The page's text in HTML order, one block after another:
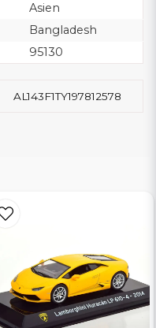
Asien
Bangladesh
95130
AL143F1TY197812578